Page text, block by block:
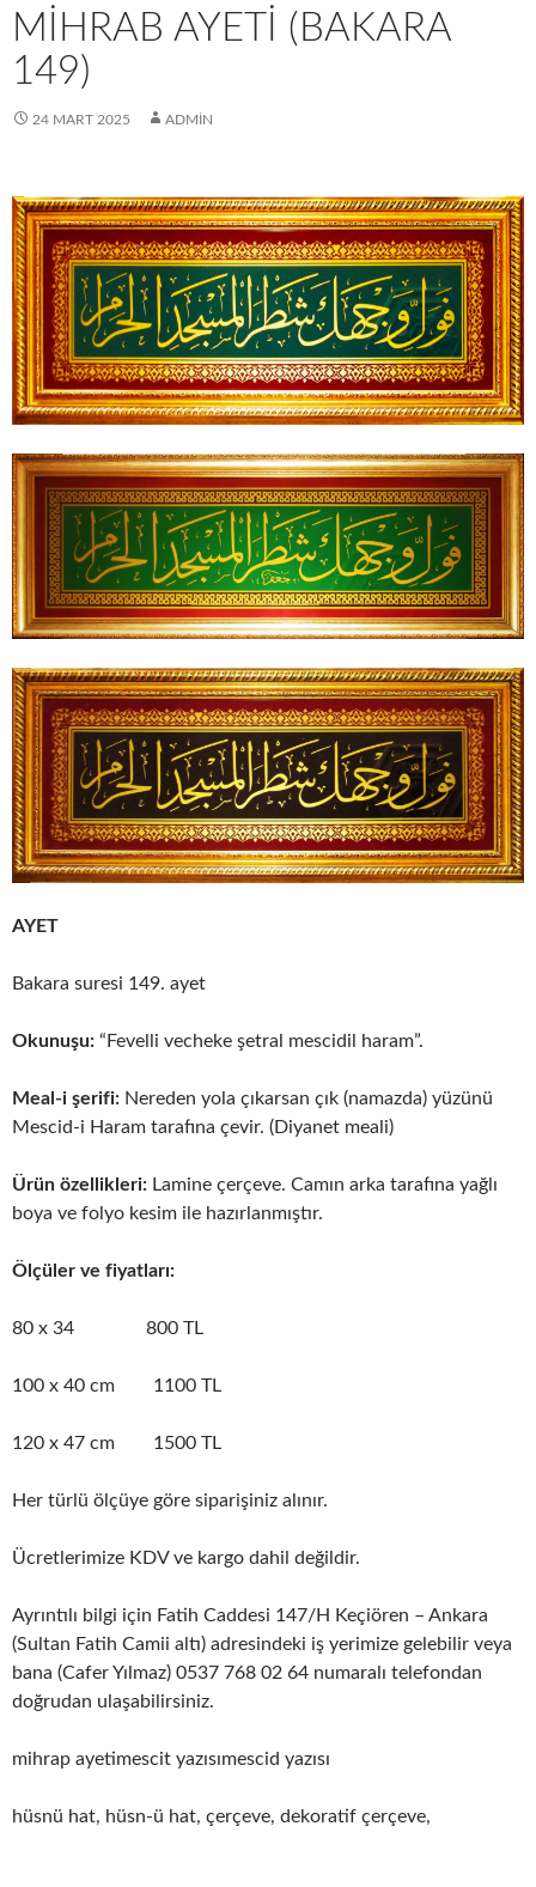
MİHRAB AYETİ (BAKARA
149)
24 MART 2025 ADMIN
AYET
Bakara suresi 149. ayet
Okunuşu: “Fevelli vecheke şetral mescidil haram”.
Meal-i şerifi: Nereden yola çıkarsan çık (namazda) yüzünü
Mescid-i Haram tarafına çevir. (Diyanet meali)
Ürün özellikleri: Lamine çerçeve. Camın arka tarafına yağlı
boya ve folyo kesim ile hazırlanmıştır.
Ölçüler ve fiyatları:
80 x 34 800 TL
100 x 40 cm 1100 TL
120 x 47 cm 1500 TL
Her türlü ölçüye göre siparişiniz alınır.
Ücretlerimize KDV ve kargo dahil değildir.
Ayrıntılı bilgi için Fatih Caddesi 147/H Keçiören – Ankara
(Sultan Fatih Camii altı) adresindeki iş yerimize gelebilir veya
bana (Cafer Yılmaz) 0537 768 02 64 numaralı telefondan
doğrudan ulaşabilirsiniz.
mihrap ayetimescit yazısımescid yazısı
hüsnü hat, hüsn-ü hat, çerçeve, dekoratif çerçeve,